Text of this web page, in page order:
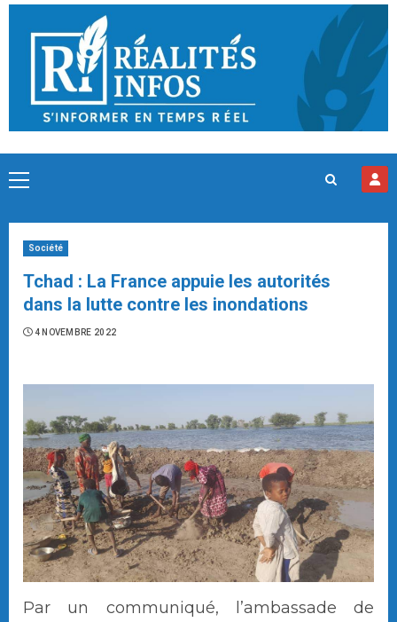
Skip
content
Primary
Société
Tchad : La France appuie les autorités
dans la lutte contre les inondations
4 NOVEMBRE 2022
Par un communiqué, l’ambassade de